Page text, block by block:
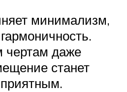
минимализм,
чертам даже
станет